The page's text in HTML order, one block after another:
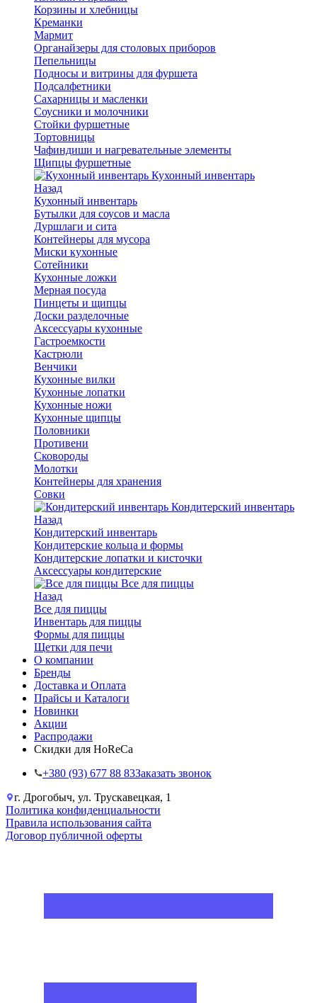
Корзины и хлебницы
Креманки
Мармит
Органайзеры для столовых приборов
Пепельницы
Подносы и витрины для фуршета
Подсалфетники
Сахарницы и масленки
Соусники и молочники
Стойки фуршетные
Тортовницы
Чафиндиши и нагревательные элементы
Щипцы фуршетные
Кухонный инвентарь
Назад
Кухонный инвентарь
Бутылки для соусов и масла
Дуршлаги и сита
Контейнеры для мусора
Миски кухонные
Сотейники
Кухонные ложки
Мерная посуда
Пинцеты и щипцы
Доски разделочные
Аксессуары кухонные
Гастроемкости
Кастрюли
Венчики
Кухонные вилки
Кухонные лопатки
Кухонные ножи
Кухонные щипцы
Половники
Противени
Сковороды
Молотки
Контейнеры для хранения
Совки
Кондитерский инвентарь
Назад
Кондитерский инвентарь
Кондитерские кольца и формы
Кондитерские лопатки и кисточки
Аксессуары кондитерские
Все для пиццы
Назад
Все для пиццы
Инвентарь для пиццы
Формы для пиццы
Щетки для печи
О компании
Бренды
Доставка и Оплата
Прайсы и Каталоги
Новинки
Акции
Распродажи
Скидки для HoReCa
+38‎0 (93) 677 88 83Заказать звонок
г. Дрогобыч, ул. Трускавецкая, 1
Политика конфиденциальности
Правила использования сайта
Договор публичной оферты